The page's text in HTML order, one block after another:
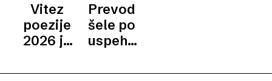
Vitez
poezije
2026 je
Pisk,
Prevod
šele po
uspehu